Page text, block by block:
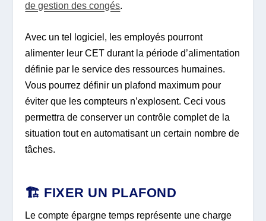
de gestion des congés.
Avec un tel logiciel, les employés pourront
alimenter leur CET durant la période d’alimentation
définie par le service des ressources humaines.
Vous pourrez définir un plafond maximum pour
éviter que les compteurs n’explosent. Ceci vous
permettra de conserver un contrôle complet de la
situation tout en automatisant un certain nombre de
tâches.
🏗️ FIXER UN PLAFOND
Le compte épargne temps représente une charge